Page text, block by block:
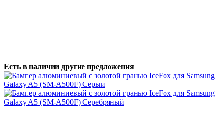
Есть в наличии другие предложения